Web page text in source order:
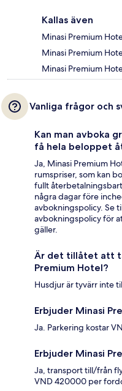
Kallas även
Minasi Premium
Minasi Premium
Minasi Premium
Vanliga frågor och
Kan man avboka
få hela beloppet
Ja, Minasi Premium
rumspriser, som kan
fullt
några dagar före
avbokningspolicy. Se
avbokningspolicy för
gäller.
Är det tillåtet att
Premium Hotel?
Husdjur är tyvärr inte
Erbjuder Minasi
Ja. Parkering kostar
Erbjuder Minasi
Ja, transport till/från
VND 420000 per